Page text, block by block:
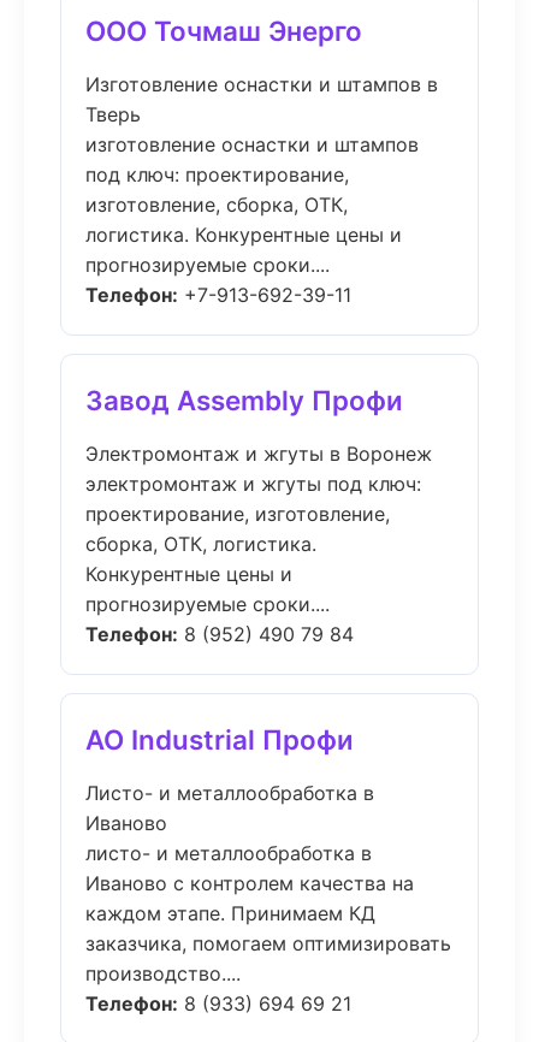
ООО Точмаш Энерго
Изготовление оснастки и штампов в
Тверь
изготовление оснастки и штампов
под ключ: проектирование,
изготовление, сборка, ОТК,
логистика. Конкурентные цены и
прогнозируемые сроки....
Телефон: +7-913-692-39-11
Завод Assembly Профи
Электромонтаж и жгуты в Воронеж
электромонтаж и жгуты под ключ:
проектирование, изготовление,
сборка, ОТК, логистика.
Конкурентные цены и
прогнозируемые сроки....
Телефон: 8 (952) 490 79 84
АО Industrial Профи
Листо- и металлообработка в
Иваново
листо- и металлообработка в
Иваново с контролем качества на
каждом этапе. Принимаем КД
заказчика, помогаем оптимизировать
производство....
Телефон: 8 (933) 694 69 21